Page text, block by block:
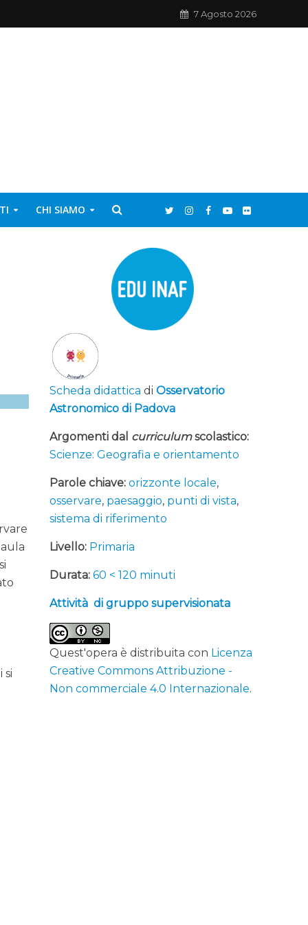
7 Agosto 2026
CHI SIAMO
si
Scheda didattica diOsservatorio
Astronomico di Padova
Argomenti dal curriculumscolastico:
Scienze: Geografia e orientamento
Parole chiave: orizzonte locale,
osservare, paesaggio, punti di vista,
sistema di riferimento
Livello: Primaria
Durata: 60 < 120 minuti
Attività di gruppo supervisionata
Quest'opera è distribuita con Licenza
Creative Commons Attribuzione -
Non commerciale 4.0 Internazionale.